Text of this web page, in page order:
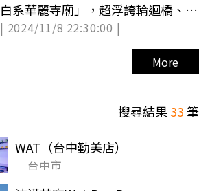
白系華麗寺廟」，超浮誇輪迴橋、天
堂地獄必拍
| 2024/11/8 22:30:00 |
More
搜尋結果33筆
WAT（台中勤美店）
台中市